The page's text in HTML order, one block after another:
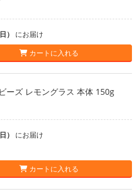
） にお届け
カートに入れる
ーズ レモングラス 本体 150g
） にお届け
カートに入れる